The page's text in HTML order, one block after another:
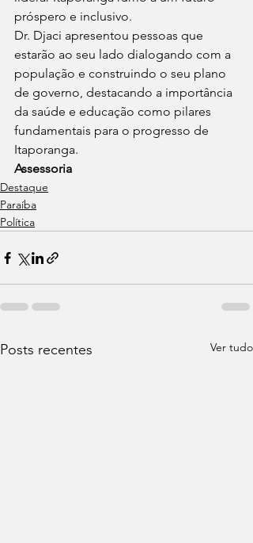
próspero e inclusivo.
Dr. Djaci apresentou pessoas que
estarão ao seu lado dialogando com a
população e construindo o seu plano
de governo, destacando a importância
da saúde e educação como pilares
fundamentais para o progresso de
Itaporanga.
Assessoria
Destaque
Paraíba
Política
Posts recentes Ver tudo